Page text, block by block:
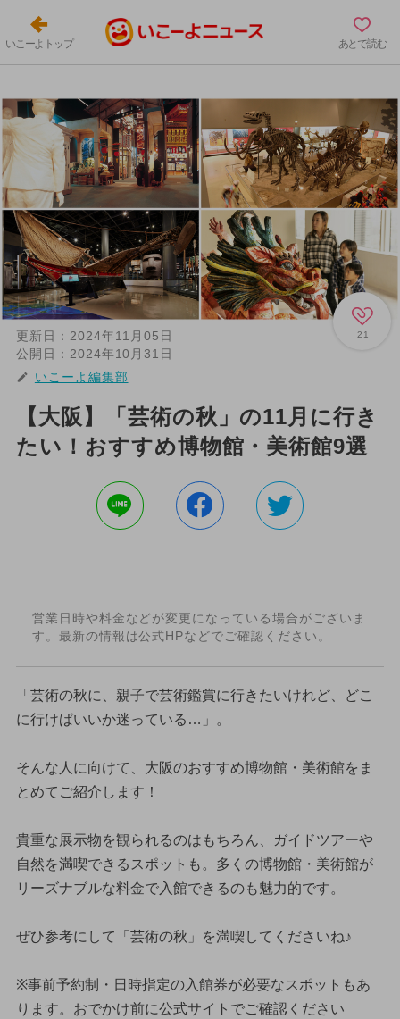
いこーよトップ あとで読む
21
更新日： 2024年11月05日
公開日： 2024年10月31日
いこーよ編集部
【大阪】「芸術の秋」の11月に行き
たい！おすすめ博物館・美術館9選
営業日時や料金などが変更になっている場合がございま
す。最新の情報は公式HPなどでご確認ください。
「芸術の秋に、親子で芸術鑑賞に行きたいけれど、どこ
に行けばいいか迷っている…」。
そんな人に向けて、大阪のおすすめ博物館・美術館をま
とめてご紹介します！
貴重な展示物を観られるのはもちろん、ガイドツアーや
自然を満喫できるスポットも。多くの博物館・美術館が
リーズナブルな料金で入館できるのも魅力的です。
ぜひ参考にして「芸術の秋」を満喫してくださいね♪
※事前予約制・日時指定の入館券が必要なスポットもあ
ります。おでかけ前に公式サイトでご確認ください